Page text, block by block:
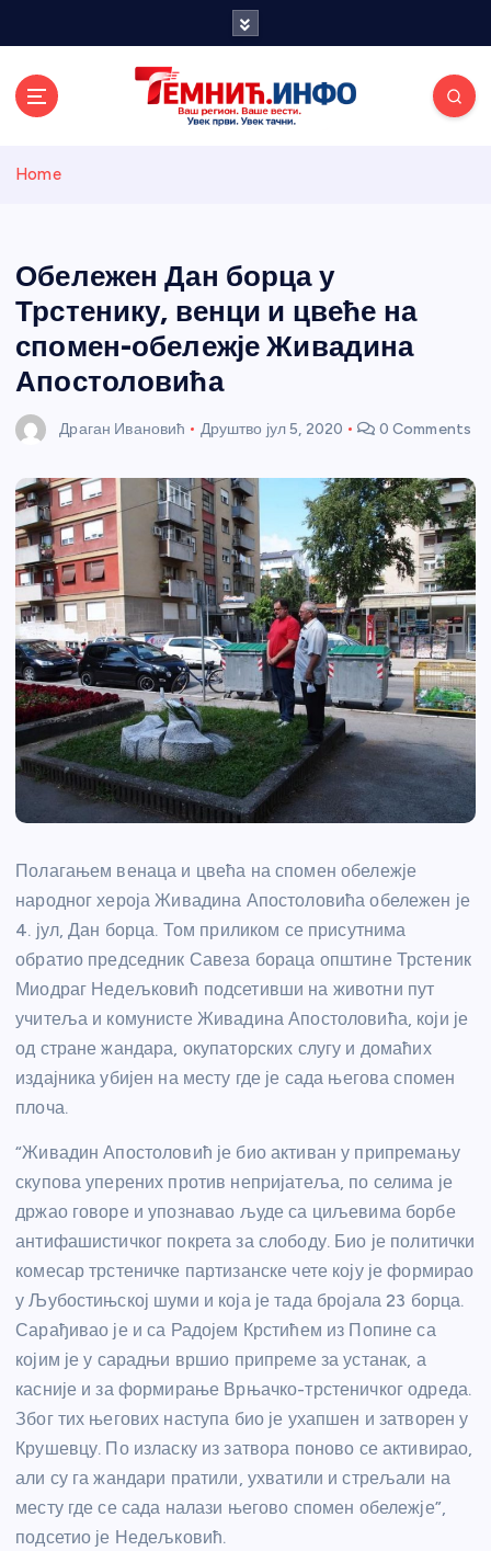
и портал
Home
Обележен Дан борца у
Трстенику, венци и цвеће на
спомен-обележје Живадина
Апостоловића
Драган Ивановић Друштво јул 5, 2020 0 Comments
Полагањем венаца и цвећа на спомен обележје
народног хероја Живадина Апостоловића обележен је
4. јул, Дан борца. Том приликом се присутнима
обратио председник Савеза бораца општине Трстеник
Миодраг Недељковић подсетивши на животни пут
учитеља и комунисте Живадина Апостоловића, који је
од стране жандара, окупаторских слугу и домаћих
издајника убијен на месту где је сада његова спомен
плоча.
“Живадин Апостоловић је био активан у припремању
скупова уперених против непријатеља, по селима је
држао говоре и упознавао људе са циљевима борбе
антифашистичког покрета за слободу. Био је политички
комесар трстеничке партизанске чете коју је формирао
у Љубостињској шуми и која је тада бројала 23 борца.
Сарађивао је и са Радојем Крстићем из Попине са
којим је у сарадњи вршио припреме за устанак, а
касније и за формирање Врњачко-трстеничког одреда.
Због тих његових наступа био је ухапшен и затворен у
Крушевцу. По изласку из затвора поново се активирао,
али су га жандари пратили, ухватили и стрељали на
месту где се сада налази његово спомен обележје”,
подсетио је Недељковић.